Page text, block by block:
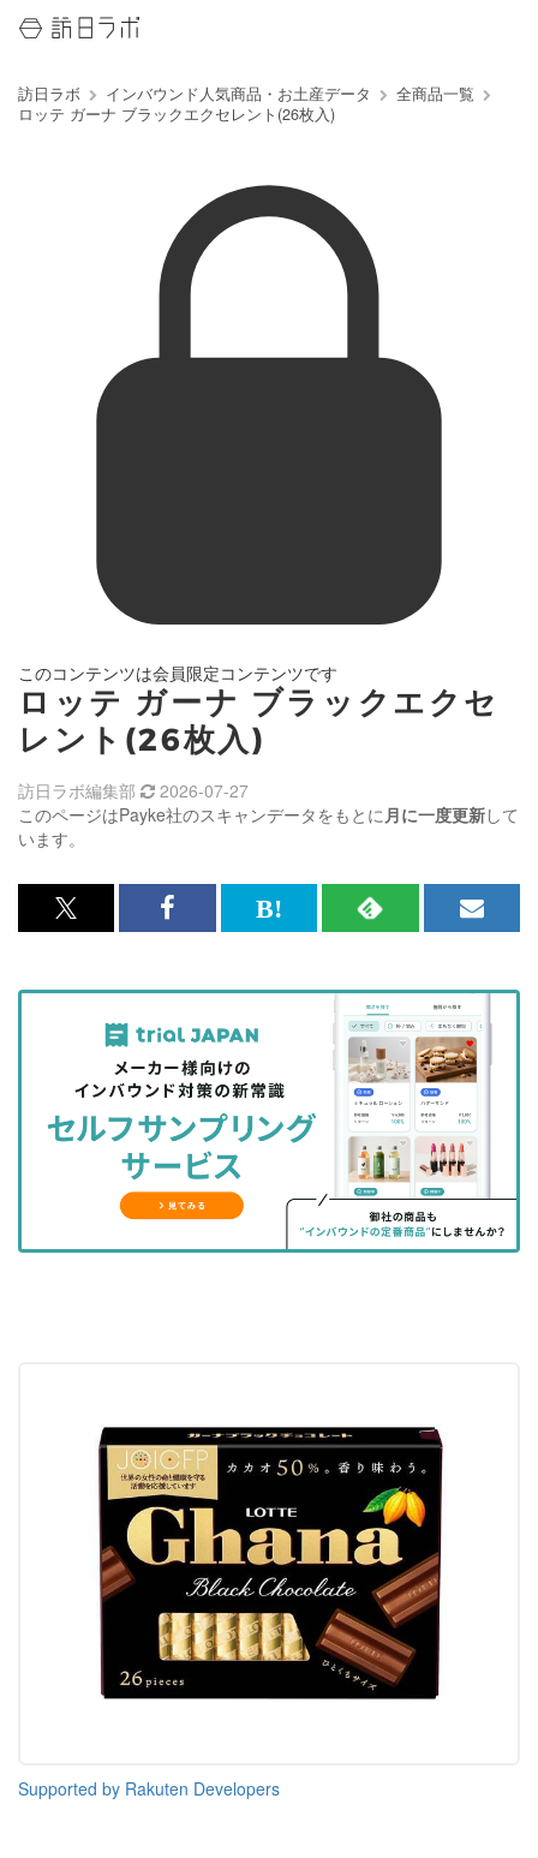
訪日ラボ インバウンド人気商品・お土産データ
全商品一覧
ロッテ ガーナ ブラックエクセレント(26枚入)
このコンテンツは会員限定コンテンツです
ロッテ ガーナ ブラックエクセ
レント(26枚入)
このページはPayke社のスキャンデータをもとに月に一度更新して
います。
訪日ラボ編集部 2026-07-27
x<br>
記
を
シ
ェ
る
Facebook<br>
記
事
を
シ
ェ
ア
す
る
は
な
ッ
ク
マ
に
RSS
記
事
を
購
読
す
る
メ
マ
ガ
登
録
す
る
Supported by Rakuten Developers